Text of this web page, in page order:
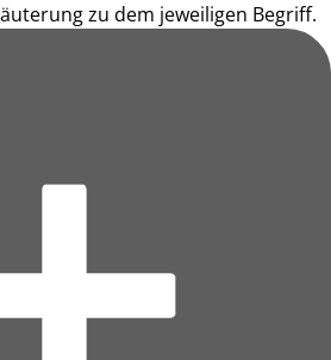
zu dem jeweiligen Begriff.